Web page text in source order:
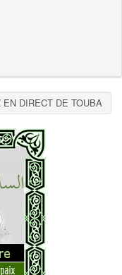
DIRECT DE TOUBA